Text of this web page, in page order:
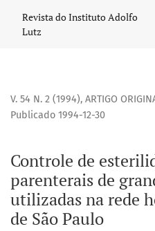
Controle de esterilidade
Revista do Instituto Adolfo
Lutz
V. 54 N. 2 (1994), ARTIGO
Controle de
parenterais de
utilizadas na rede
de São Paulo
Publicado 1994-12-30